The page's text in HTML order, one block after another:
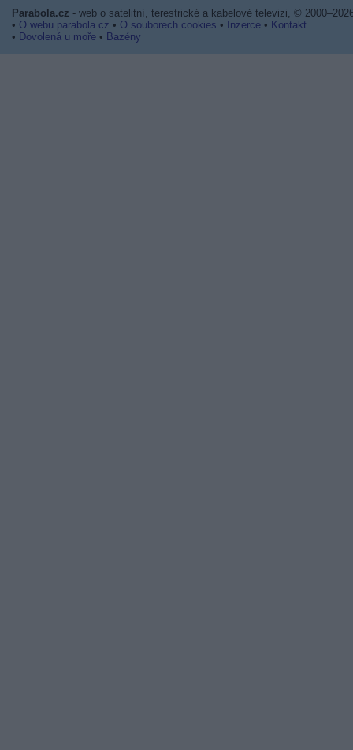
Parabola.cz - web o satelitní, terestrické a kabelové televizi, ©
• O webu parabola.cz • O souborech cookies • Inzerce • Kontakt
• Dovolená u moře • Bazény